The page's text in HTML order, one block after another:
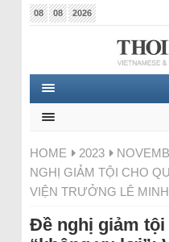
08 08 2026
HOME 2023
NGHỊ GIẢM TỘI CHO
VIỆN TRƯỞNG LÊ
Đề nghị giảm tội